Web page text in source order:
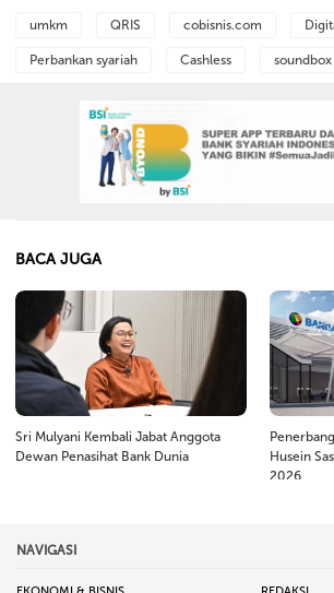
umkm QRIS cobisnis.com
Perbankan syariah Cashless soundbox
BACA JUGA
Sri Mulyani Kembali Jabat Anggota
Dewan Penasihat Bank Dunia
Husein
2026
NAVIGASI